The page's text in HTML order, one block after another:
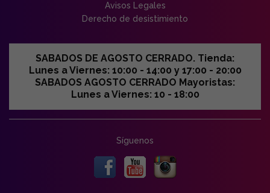
Avisos Legales
Derecho de desistimiento
SABADOS DE AGOSTO CERRADO. Tienda:
Lunes a Viernes: 10:00 - 14:00 y 17:00 - 20:00
SABADOS AGOSTO CERRADO Mayoristas:
Lunes a Viernes: 10 - 18:00
Síguenos